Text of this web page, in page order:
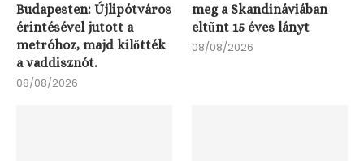
Budapesten: Újlipótváros
érintésével jutott a
metróhoz, majd kilőtték
a vaddisznót.
08/08/2026
meg a Skandináviában
eltűnt 15 éves lányt
08/08/2026